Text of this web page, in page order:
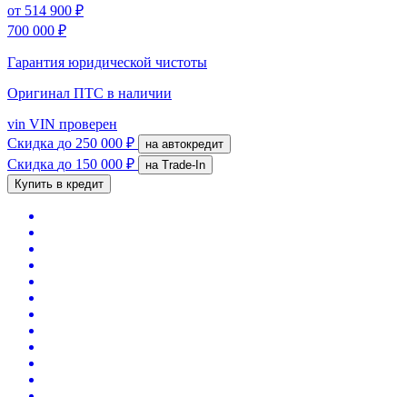
от 514 900 ₽
700 000 ₽
Гарантия юридической чистоты
Оригинал ПТС в наличии
vin VIN проверен
Скидка до 250 000 ₽ на автокредит
Скидка до 150 000 ₽
на Trade-In
Купить в кредит